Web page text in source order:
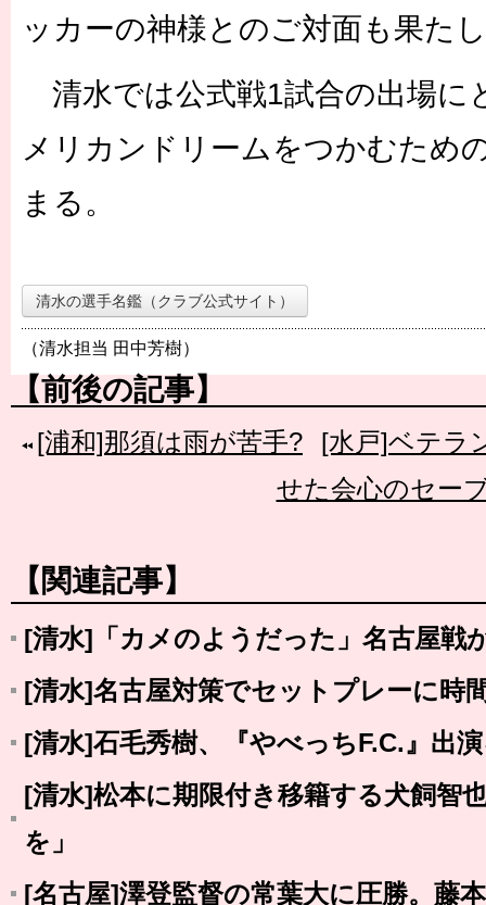
ッカーの神様とのご対面も果た
清水では公式戦1試合の出場に
メリカンドリームをつかむため
まる。
清水の選手名鑑（クラブ公式サイト）
（清水担当 田中芳樹）
【前後の記事】
[浦和]那須は雨が苦手?
[水戸]ベテラ
せた会心のセー
【関連記事】
[清水]「カメのようだった」名古屋戦
[清水]名古屋対策でセットプレーに時
[清水]石毛秀樹、『やべっちF.C.』出
[清水]松本に期限付き移籍する犬飼智
を」
[名古屋]澤登監督の常葉大に圧勝。藤